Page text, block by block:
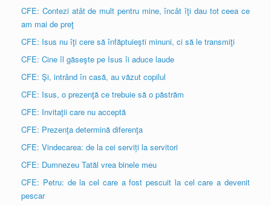
CFE: Contezi atât de mult pentru mine, încât îţi dau tot ceea ce
am mai de preţ
CFE: Isus nu îţi cere să înfăptuieşti minuni, ci să le transmiţi
CFE: Cine îl găseşte pe Isus îi aduce laude
CFE: Şi, intrând în casă, au văzut copilul
CFE: Isus, o prezenţă ce trebuie să o păstrăm
CFE: Invitaţii care nu acceptă
CFE: Prezenţa determină diferenţa
CFE: Vindecarea: de la cei serviți la servitori
CFE: Dumnezeu Tatăl vrea binele meu
CFE: Petru: de la cel care a fost pescuit la cel care a devenit
pescar